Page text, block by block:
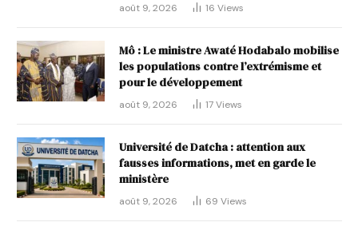
août 9, 2026 16 Views
Mô : Le ministre Awaté Hodabalo mobilise
les populations contre l’extrémisme et
pour le développement
août 9, 2026 17Views
Université de Datcha : attention aux
fausses informations, met en garde le
ministère
août 9, 2026 69 Views